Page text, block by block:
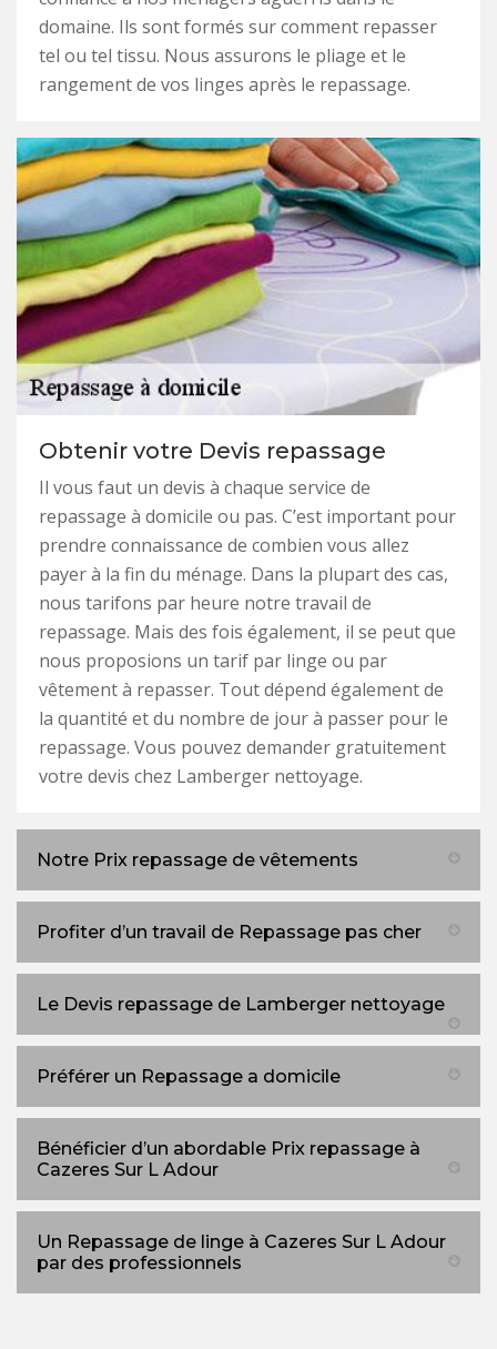
domaine. Ils sont formés sur comment repasser
tel ou tel tissu. Nous assurons le pliage et le
rangement de vos linges après le repassage.
Obtenir votre Devis repassage
Il vous faut un devis à chaque service de
repassage à domicile ou pas. C’est important pour
prendre connaissance de combien vous allez
payer à la fin du ménage. Dans la plupart des cas,
nous tarifons par heure notre travail de
repassage. Mais des fois également, il se peut que
nous proposions un tarif par linge ou par
vêtement à repasser. Tout dépend également de
la quantité et du nombre de jour à passer pour le
repassage. Vous pouvez demander gratuitement
votre devis chez Lamberger nettoyage.
Notre Prix repassage de vêtements
Profiter d’un travail de Repassage pas cher
Le Devis repassage de Lamberger nettoyage
Préférer un Repassage a domicile
Bénéficier d’un abordable Prix repassage à
Cazeres Sur L Adour
Un Repassage de linge à Cazeres Sur L Adour
par des professionnels